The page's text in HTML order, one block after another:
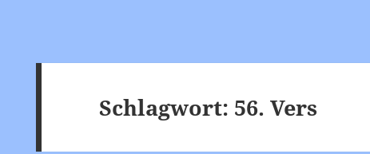
Schlagwort: 56. Vers